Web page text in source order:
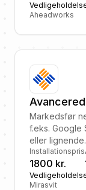
Aheadworks
Markedsfør
f.eks. Google
eller lignende.
Installationspris
1800 kr.
Mirasvit